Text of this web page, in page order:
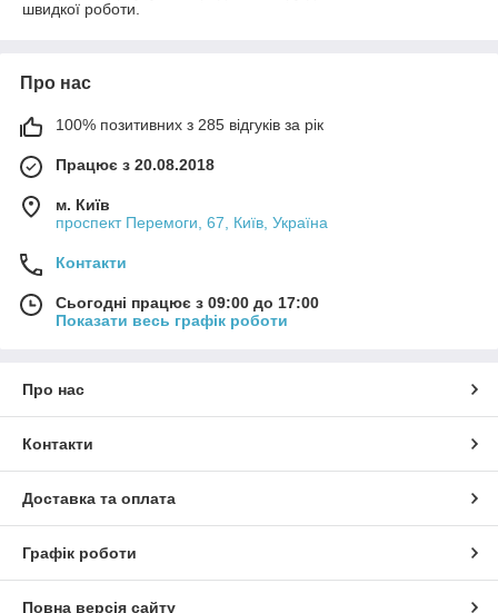
швидкої роботи.
Про нас
100% позитивних з 285 відгуків за рік
Працює з 20.08.2018
м. Київ
проспект Перемоги, 67, Київ, Україна
Контакти
Сьогодні працює з 09:00 до 17:00
Показати весь графік роботи
Про нас
Контакти
Доставка та оплата
Графік роботи
Повна версія сайту